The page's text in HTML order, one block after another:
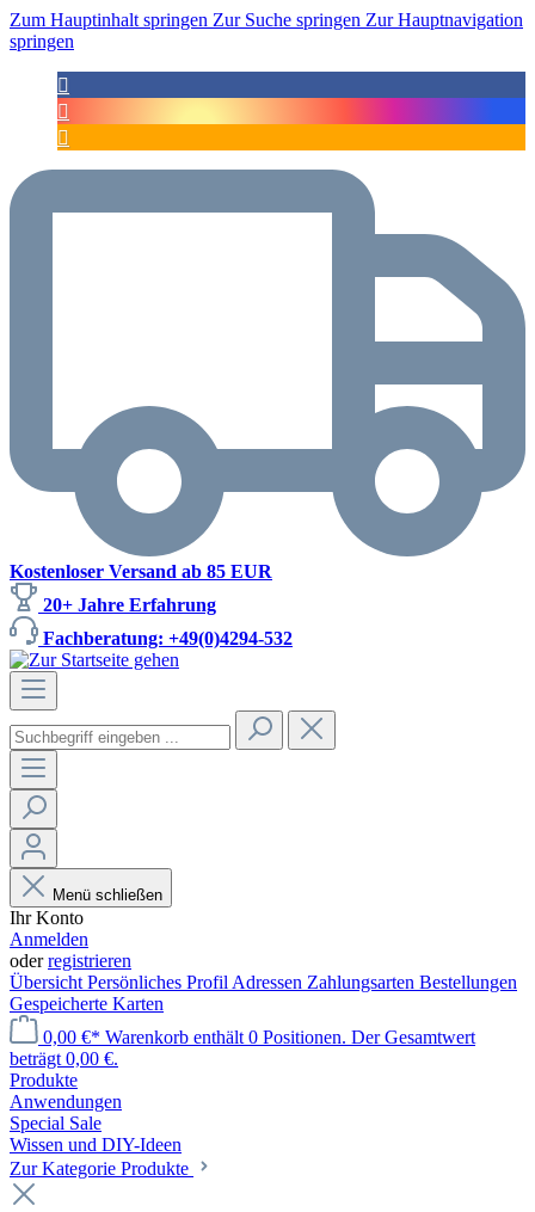
Zum Hauptinhalt springen Zur Suche springen Zur Hauptnavigation
springen
Kostenloser Versand ab 85 EUR
20+ Jahre Erfahrung
Fachberatung: +49(0)4294-532
Menü schließen
Ihr Konto
Anmelden
oderregistrieren
Übersicht Persönliches Profil Adressen Zahlungsarten Bestellungen
Gespeicherte Karten
0,00 €* Warenkorb enthält 0 Positionen. Der Gesamtwert
beträgt 0,00 €.
Produkte
Anwendungen
Special Sale
Wissen und DIY-Ideen
Zur Kategorie Produkte